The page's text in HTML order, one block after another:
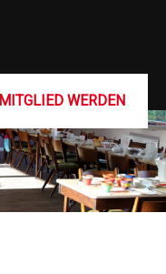
MITGLIED WERDEN